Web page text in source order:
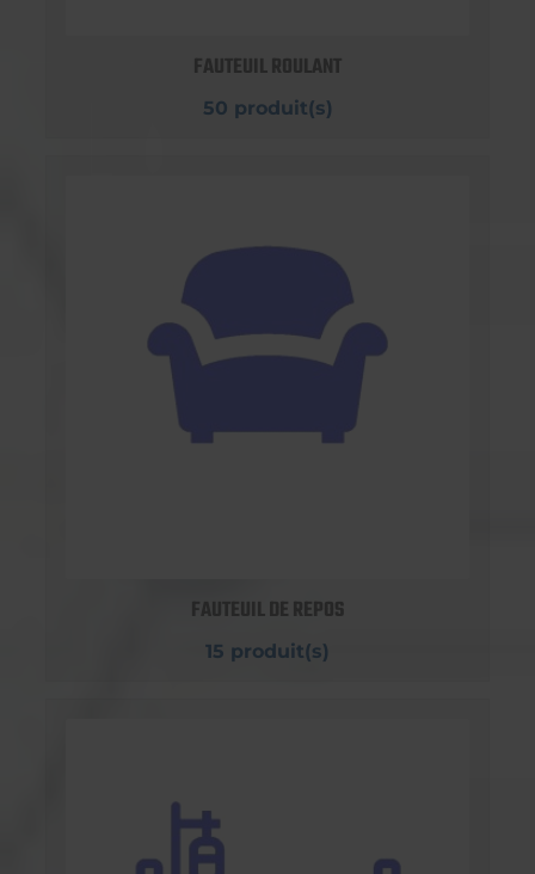
FAUTEUIL ROULANT
50 produit(s)
FAUTEUIL DE REPOS
15 produit(s)